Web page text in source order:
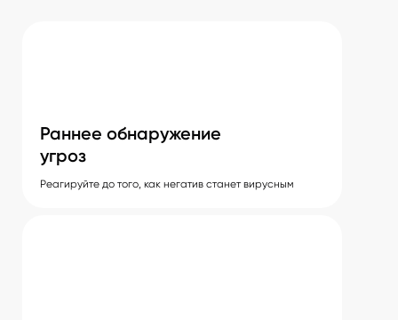
Реагируйте до того, как негатив станет вирусным
Раннее обнаружение
угроз